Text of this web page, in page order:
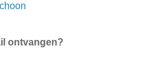
ontvangen?